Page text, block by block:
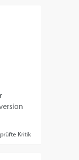
Kritik